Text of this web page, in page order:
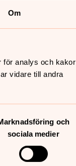
Om
för analys och kakor
vidare till andra
och
sociala medier